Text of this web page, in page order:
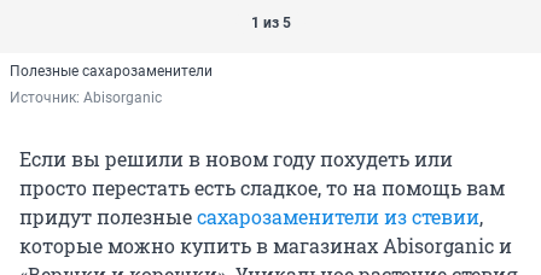
1 из 5
Полезные сахарозаменители
Источник: Abisorganic
Если вы решили в новом году похудеть или
просто перестать есть сладкое, то на помощь вам
придут полезныесахарозаменители из стевии,
которые можно купить в магазинах Abisorganic и